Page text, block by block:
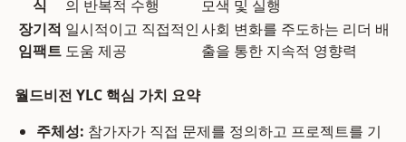
식
의 반복적 수행
모색 및 실행
장기적
임팩트
일시적이고 직접적인
도움 제공
사회 변화를 주도하는 리더 배
출을 통한 지속적 영향력
월드비전 YLC 핵심 가치 요약
주체성: 참가자가 직접 문제를 정의하고 프로젝트를 기